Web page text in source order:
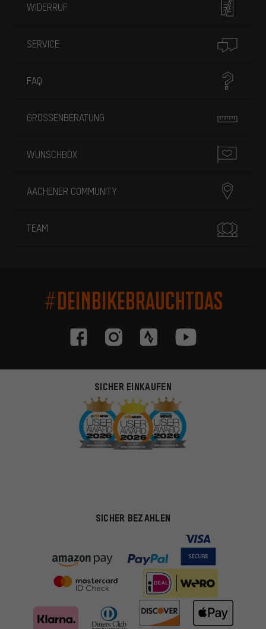
WIDERRUF
SERVICE
FAQ
GRÖSSENBERATUNG
WUNSCHBOX
AACHENER COMMUNITY
TEAM
#DEINBIKEBRAUCHTDAS
SICHER EINKAUFEN
SICHER BEZAHLEN